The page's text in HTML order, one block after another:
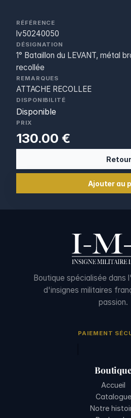
RÉFÉRENCE
lv50240050
DÉSIGNATION
1° Bataillon du LEVANT, métal
recollée
REMARQUES
ATTACHE RECOLLEE
DISPONIBILITÉ
Disponible
PRIX
130.00 €
Retour
Ajouter au
Boutique spécialisée
d'insignes militaires
passion.
PAIEMENT
Accueil
Catalogue
Notre